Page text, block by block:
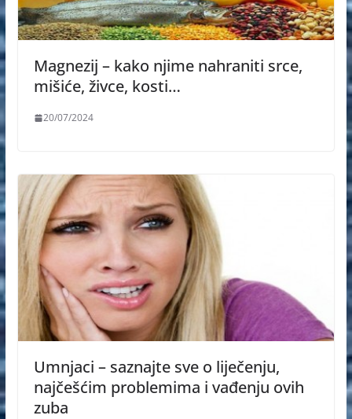
Magnezij – kako njime nahraniti srce,
mišiće, živce, kosti…
20/07/2024
Umnjaci – saznajte sve o liječenju,
najčešćim problemima i vađenju ovih
zuba